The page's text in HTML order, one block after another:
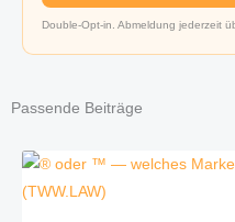
Double-Opt-in. Abmeldung jederzeit
Passende Beiträge